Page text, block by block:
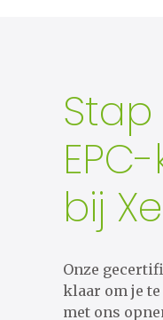
Stap
bij
Onze
klaar om je
met ons